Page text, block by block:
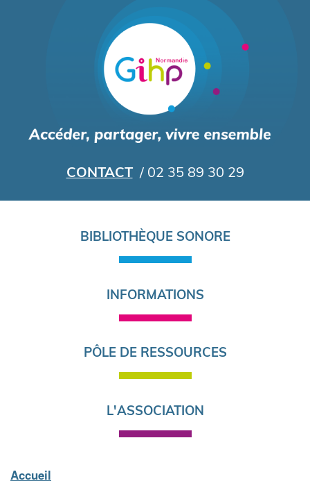
au
contenu
principal
CONTACT / 02 35 89 30 29
BIBLIOTHÈQUE SONORE
INFORMATIONS
PÔLE DE RESSOURCES
L'ASSOCIATION
Accueil